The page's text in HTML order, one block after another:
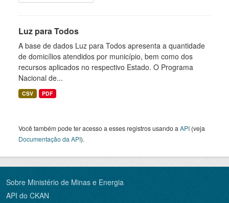
Luz para Todos
A base de dados Luz para Todos apresenta a quantidade
de domicílios atendidos por município, bem como dos
recursos aplicados no respectivo Estado. O Programa
Nacional de...
CSV PDF
Você também pode ter acesso a esses registros usando a API (veja
Documentação da API).
Sobre Ministério de Minas e Energia
API do CKAN